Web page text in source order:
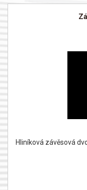
Hliníková závěsová